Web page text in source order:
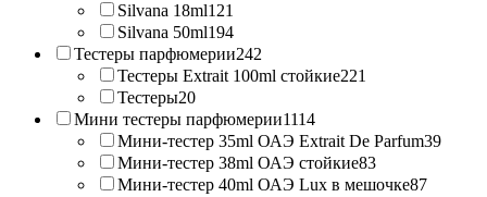
Silvana 18ml121
Silvana 50ml194
Тестеры парфюмерии242
Тестеры Extrait 100ml стойкие221
Тестеры20
Мини тестеры парфюмерии1114
Мини-тестер 35ml ОАЭ Extrait De Parfum39
Мини-тестер 38ml ОАЭ стойкие83
Мини-тестер 40ml ОАЭ Lux в мешочке87